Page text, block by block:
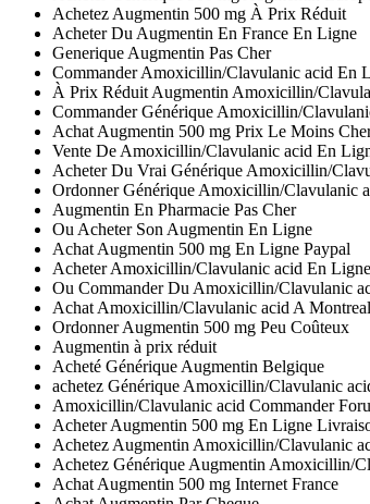
Achetez Augmentin 500 mg À Prix Réduit
Acheter Du Augmentin En France En Ligne
Generique Augmentin Pas Cher
Commander Amoxicillin/Clavulanic acid En
À Prix Réduit Augmentin Amoxicillin/
Commander Générique Amoxicillin/
Achat Augmentin 500 mg Prix Le Moins
Vente De Amoxicillin/Clavulanic acid En
Acheter Du Vrai Générique Amoxicillin/
Ordonner Générique Amoxicillin/Clavulanic
Augmentin En Pharmacie Pas Cher
Ou Acheter Son Augmentin En Ligne
Achat Augmentin 500 mg En Ligne Paypal
Acheter Amoxicillin/Clavulanic acid En Ligne
Ou Commander Du Amoxicillin/Clavulanic
Achat Amoxicillin/Clavulanic acid A Montreal
Ordonner Augmentin 500 mg Peu Coûteux
Augmentin à prix réduit
Acheté Générique Augmentin Belgique
achetez Générique Amoxicillin/Clavulanic
Amoxicillin/Clavulanic acid Commander
Acheter Augmentin 500 mg En Ligne
Achetez Augmentin Amoxicillin/Clavulanic
Achetez Générique Augmentin Amoxicillin/
Achat Augmentin 500 mg Internet France